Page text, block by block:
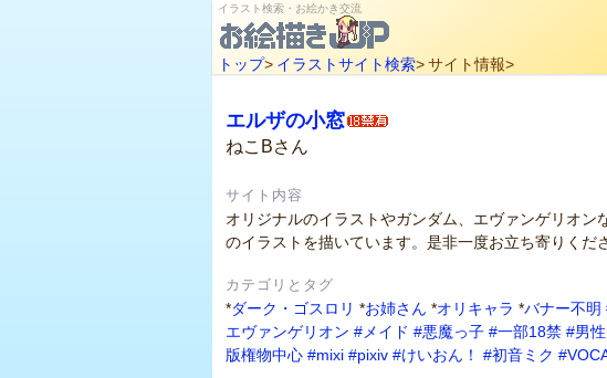
イラスト検索・お絵かき交流
トップ> イラストサイト検索>サイト情報>
エルザの小窓
ねこBさん
サイト内容
オリジナルのイラストやガンダム、エヴァンゲリオン
のイラストを描いています。是非一度お立ち寄りくだ
カテゴリとタグ
*ダーク・ゴスロリ *お姉さん *オリキャラ *バナー不明
エヴァンゲリオン #メイド #悪魔っ子 #一部18禁 #男
版権物中心 #mixi #pixiv #けいおん！ #初音ミク